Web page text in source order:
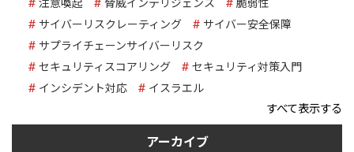
サイバーリスクレーティング
サイバー安全保障
サプライチェーンサイバーリスク
セキュリティスコアリング
セキュリティ対策入門
インシデント対応
イスラエル
すべて表示する
アーカイブ